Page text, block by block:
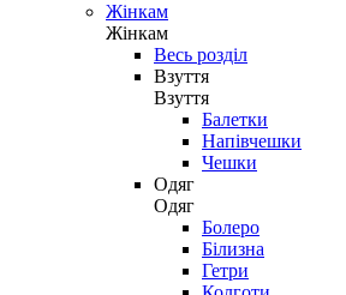
Жінкам
Жінкам
Весь розділ
Взуття
Взуття
Балетки
Напівчешки
Чешки
Одяг
Одяг
Болеро
Білизна
Гетри